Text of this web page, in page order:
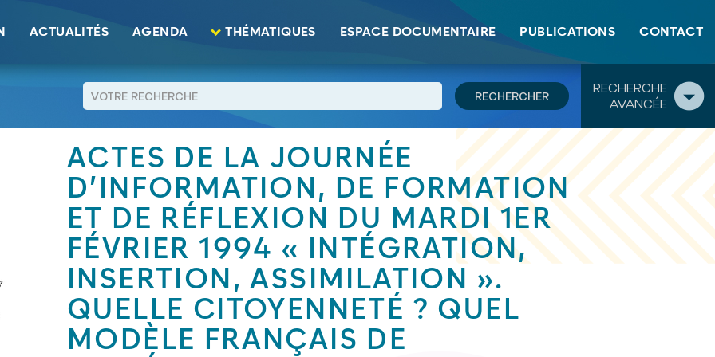
ACTUALITÉS AGENDA THÉMATIQUES ESPACE DOCUMENTAIRE PUBLICATIONS CONTACT
RECHERCHE
AVANCÉE
RETOUR
ACTES DE LA JOURNÉE
D’INFORMATION, DE FORMATION
ET DE RÉFLEXION DU MARDI 1ER
FÉVRIER 1994 « INTÉGRATION,
INSERTION, ASSIMILATION ».
QUELLE CITOYENNETÉ ? QUEL
MODÈLE FRANÇAIS DE